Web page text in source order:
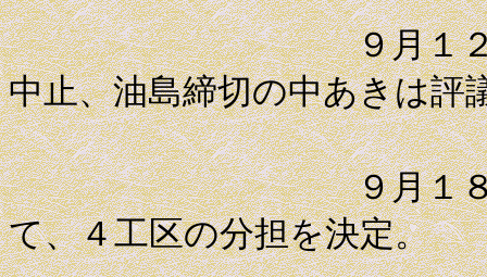
９月１２日 老
中止、油島締切の中あきは評
９月１８日 秋
て、４工区の分担を決定。